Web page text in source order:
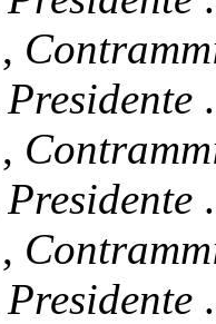
,
Presidente
,
Presidente
,
Presidente